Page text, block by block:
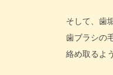
そして、歯
歯ブラシの
絡め取るよ